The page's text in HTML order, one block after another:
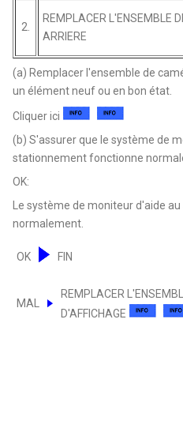
2.
REMPLACER L'ENSEMBLE
ARRIERE
(a) Remplacer l'ensemble de
un élément neuf ou en bon état.
Cliquer ici
(b) S'assurer que le système de
stationnement fonctionne
OK:
Le système de moniteur d'aide
normalement.
OK FIN
MAL
REMPLACER
D'AFFICHAGE